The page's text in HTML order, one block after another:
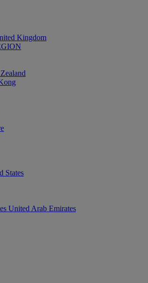
Kingdom
States
United Arab Emirates